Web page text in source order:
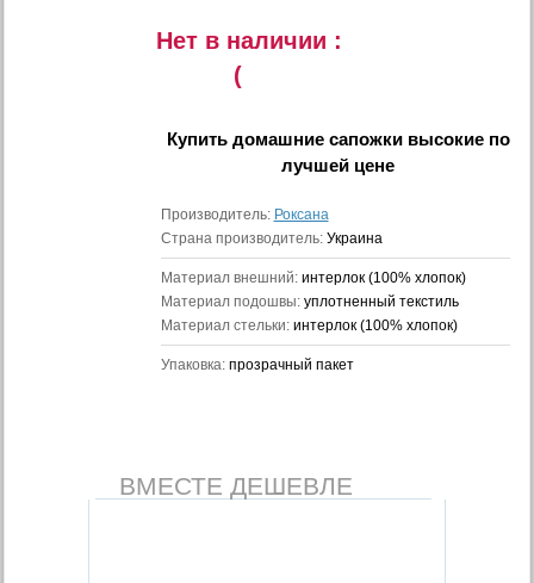
Нет в наличии :
(
Купить домашние сапожки высокиепо
лучшей цене
Производитель: Роксана
Страна производитель: Украина
Материал внешний: интерлок (100% хлопок)
Материал подошвы: уплотненный текстиль
Материал стельки: интерлок (100% хлопок)
Упаковка: прозрачный пакет
ВМЕСТЕ ДЕШЕВЛЕ